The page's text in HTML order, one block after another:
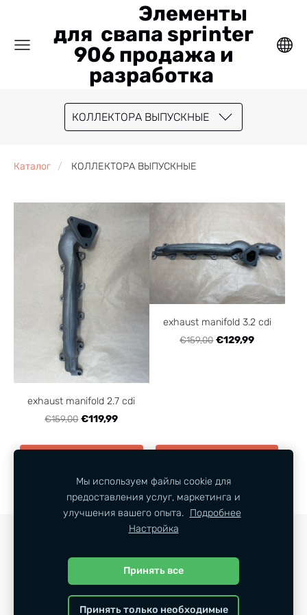
Элементы
для свапа sprinter
906 продажа и
разработка
КОЛЛЕКТОРА ВЫПУСКНЫЕ
Каталог КОЛЛЕКТОРА ВЫПУСКНЫЕ
exhaust manifold 2.7 cdi
€159,00 €119,99
exhaust manifold 3.2 cdi
€159,00 €129,99
Мы используем файлы cookie для
предоставления услуг, маркетинга и
улучшения вашего опыта. Подробнее
Настройка
Принять все
Принять только необходимые